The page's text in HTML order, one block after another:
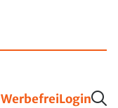
WerbefreiLogin